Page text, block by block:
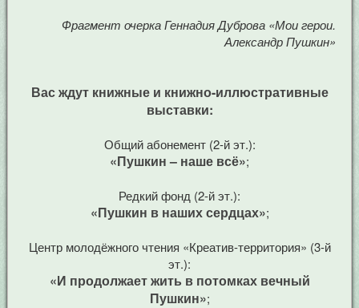
Фрагмент очерка Геннадия Дуброва «Мои герои.
Александр Пушкин»
Вас ждут книжные и книжно-иллюстративные
выставки:
Общий абонемент (2-й эт.):
«Пушкин – наше всё»;
Редкий фонд (2-й эт.):
«Пушкин в наших сердцах»;
Центр молодёжного чтения «Креатив-территория» (3-й
эт.):
«И продолжает жить в потомках вечный
Пушкин»;